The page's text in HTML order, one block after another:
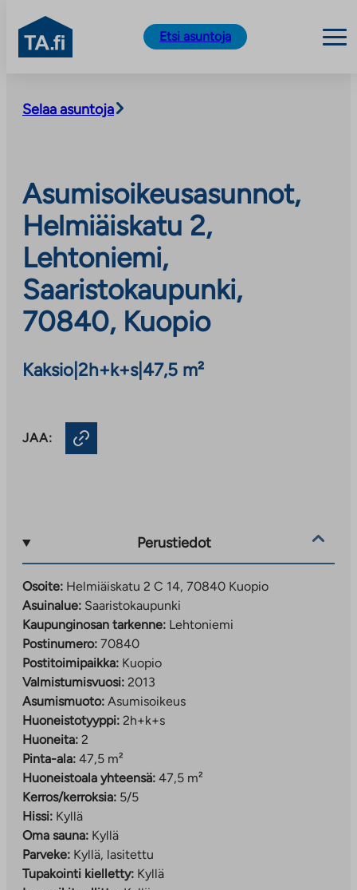
sisältöön
TA.fi
Etsi asuntoja
Selaa asuntoja
Asumisoikeusasunnot,
Helmiäiskatu 2,
Lehtoniemi,
Saaristokaupunki,
70840, Kuopio
Kaksio 2h+k+s| 47,5 m²
JAA:
Perustiedot
Osoite: Helmiäiskatu 2 C 14, 70840 Kuopio
Asuinalue: Saaristokaupunki
Kaupunginosan tarkenne: Lehtoniemi
Postinumero: 70840
Postitoimipaikka: Kuopio
Valmistumisvuosi: 2013
Asumismuoto: Asumisoikeus
Huoneistotyyppi: 2h+k+s
Huoneita: 2
Pinta-ala: 47,5 m²
Huoneistoala yhteensä: 47,5 m²
Kerros/kerroksia: 5/5
Hissi: Kyllä
Oma sauna: Kyllä
Parveke: Kyllä, lasitettu
Tupakointi kielletty: Kyllä